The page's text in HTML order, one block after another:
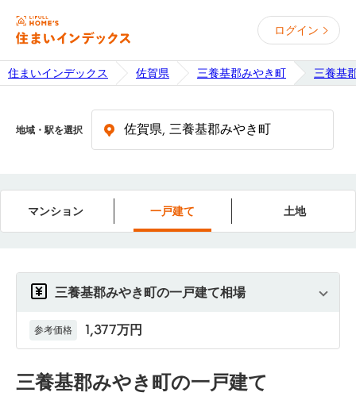
ログイン
住まいインデックス 佐賀県 三養基郡みやき町 三養基
地域・駅を選択
マンション 一戸建て 土地
三養基郡みやき町の一戸建て相場
参考価格 1,377万円
三養基郡みやき町の一戸建て